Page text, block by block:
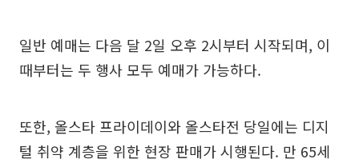
일반 예매는 다음 달 2일 오후 2시부터 시작되며, 이
때부터는 두 행사 모두 예매가 가능하다.
또한, 올스타 프라이데이와 올스타전 당일에는 디지
털 취약 계층을 위한 현장 판매가 시행된다. 만 65세